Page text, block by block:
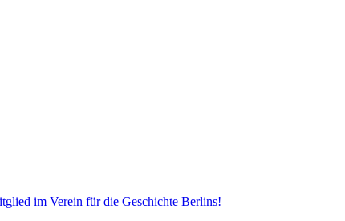
im Verein für die Geschichte Berlins!